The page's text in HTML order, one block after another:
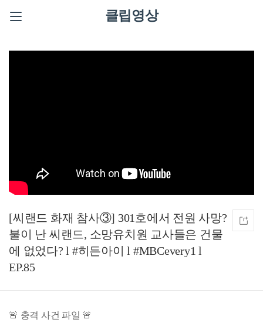
클립영상
[씨랜드 화재 참사③] 301호에서 전원 사망?
불이 난 씨랜드, 소망유치원 교사들은 건물
에 없었다? l #히든아이 l #MBCevery1 l
EP.85
🚨 충격 사건 파일 🚨